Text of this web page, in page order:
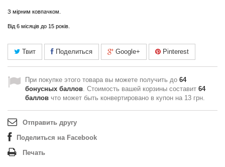
З мірним ковпачком.
Від 6 місяців до 15 років.
Твит Поделиться Google+ Pinterest
При покупке этого товара вы можете получить до 64
бонусных баллов. Стоимость вашей корзины составит 64
баллов что может быть конвертировано в купон на 13 грн.
Отправить другу
Поделиться на Facebook
Печать